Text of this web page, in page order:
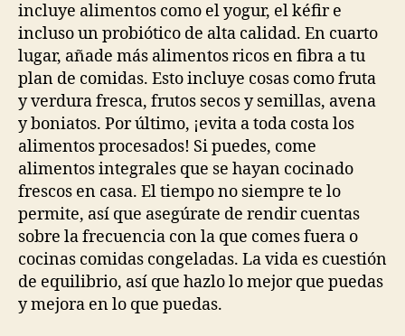
incluye alimentos como el yogur, el kéfir e
incluso un probiótico de alta calidad. En cuarto
lugar, añade más alimentos ricos en fibra a tu
plan de comidas. Esto incluye cosas como fruta
y verdura fresca, frutos secos y semillas, avena
y boniatos. Por último, ¡evita a toda costa los
alimentos procesados! Si puedes, come
alimentos integrales que se hayan cocinado
frescos en casa. El tiempo no siempre te lo
permite, así que asegúrate de rendir cuentas
sobre la frecuencia con la que comes fuera o
cocinas comidas congeladas. La vida es cuestión
de equilibrio, así que hazlo lo mejor que puedas
y mejora en lo que puedas.